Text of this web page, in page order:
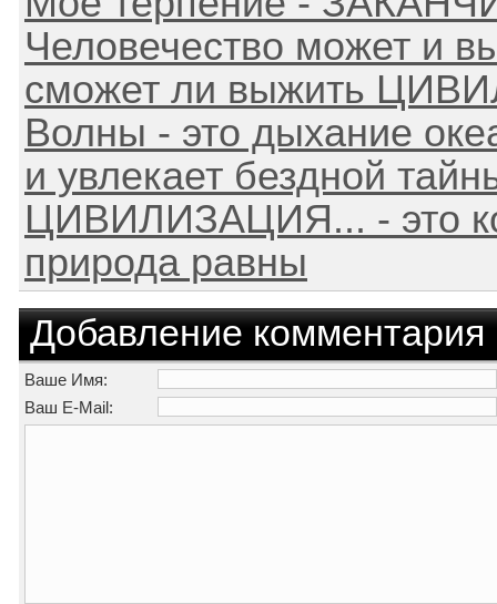
Человечество может и
сможет ли выжить
Волны - это дыхание
и увлекает бездной
ЦИВИЛИЗАЦИЯ... - это
природа равны
Добавление комментария
Ваше Имя:
Ваш E-Mail: